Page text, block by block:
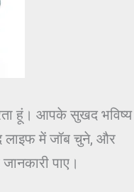
हूं। आपके सुखद भविष्य
लाइफ में जॉब चुने, और
पाए।